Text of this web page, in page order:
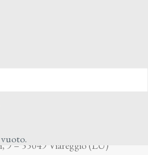
9 – 55049 Viareggio (LU)